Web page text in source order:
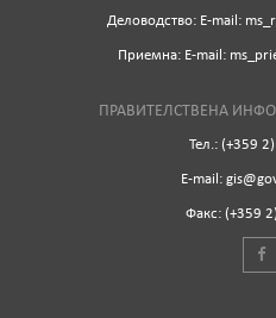
Деловодство: Е-mail:
Приемна: Е-mail:
ПРАВИТЕЛСТВЕНА
Тел.: (+359
Е-mail:
Факс: (+359